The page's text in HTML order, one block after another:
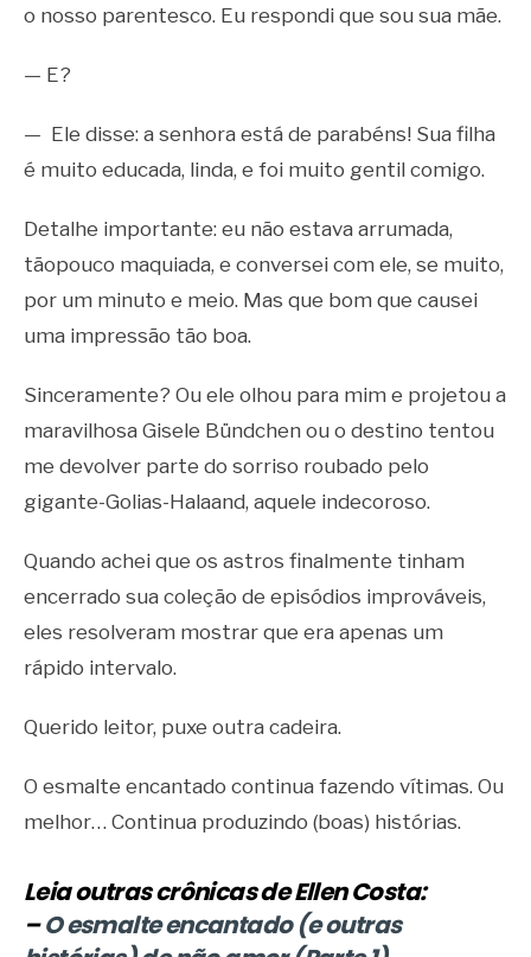
o nosso parentesco. Eu respondi que sou sua mãe.
— E?
— Ele disse: a senhora está de parabéns! Sua filha
é muito educada, linda, e foi muito gentil comigo.
Detalhe importante: eu não estava arrumada,
tãopouco maquiada, e conversei com ele, se muito,
por um minuto e meio. Mas que bom que causei
uma impressão tão boa.
Sinceramente? Ou ele olhou para mim e projetou a
maravilhosa Gisele Bündchen ou o destino tentou
me devolver parte do sorriso roubado pelo
gigante-Golias-Halaand, aquele indecoroso.
Quando achei que os astros finalmente tinham
encerrado sua coleção de episódios improváveis,
eles resolveram mostrar que era apenas um
rápido intervalo.
Querido leitor, puxe outra cadeira.
O esmalte encantado continua fazendo vítimas. Ou
melhor… Continua produzindo (boas) histórias.
Leia outras crônicas de Ellen Costa:
–O esmalte encantado (e outras